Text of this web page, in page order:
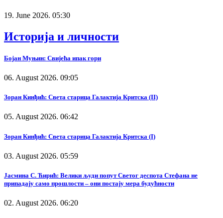
19. June 2026. 05:30
Историја и личности
Бојан Муњин: Свијећа ипак гори
06. August 2026. 09:05
Зоран Кинђић: Света старица Галактија Критска (II)
05. August 2026. 06:42
Зоран Кинђић: Света старица Галактија Критска (I)
03. August 2026. 05:59
Јасмина С. Ћирић: Велики људи попут Светог деспота Стефана не
припадају само прошлости – они постају мера будућности
02. August 2026. 06:20